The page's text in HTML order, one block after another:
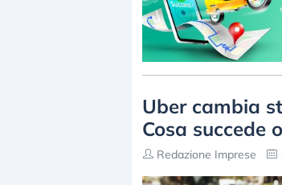
Uber cambia
Cosa succede
Redazione Imprese